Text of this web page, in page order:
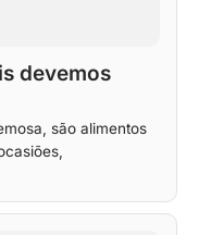
devemos
são alimentos